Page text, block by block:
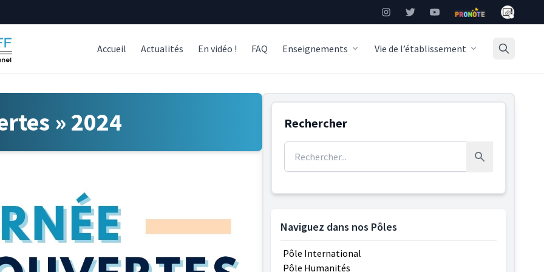
InstagramTwitterYouTubePronote Mon
Accueil Actualités En vidéo ! FAQ Enseignements Vie de l’établissement
» 2024 Rechercher
Rechercher
Naviguez dans nos Pôles
Pôle International
Pôle Humanités